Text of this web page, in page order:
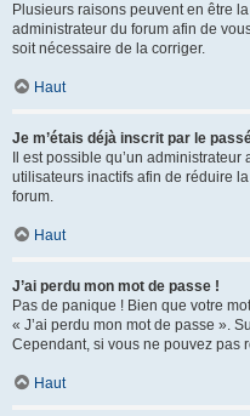
Plusieurs raisons peuvent en être
administrateur du forum afin de
soit nécessaire de la corriger.
Haut
Je m’étais déjà inscrit par le
Il est possible qu’un
utilisateurs inactifs afin de réduire
forum.
Haut
J’ai perdu mon mot de passe !
Pas de panique ! Bien que votre
« J’ai perdu mon mot de passe ».
Cependant, si vous ne pouvez pas
Haut